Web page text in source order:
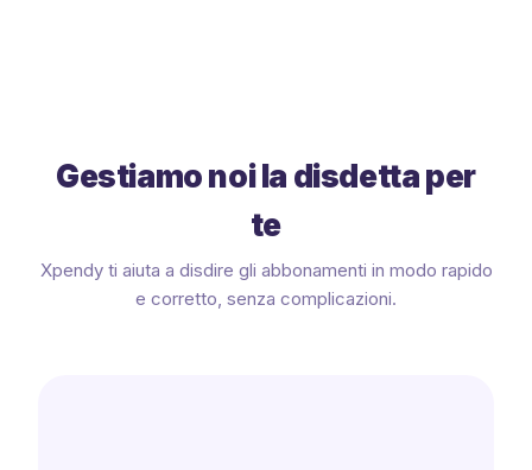
Gestiamo noi la disdetta per
te
Xpendy ti aiuta a disdire gli abbonamenti in modo rapido
e corretto, senza complicazioni.